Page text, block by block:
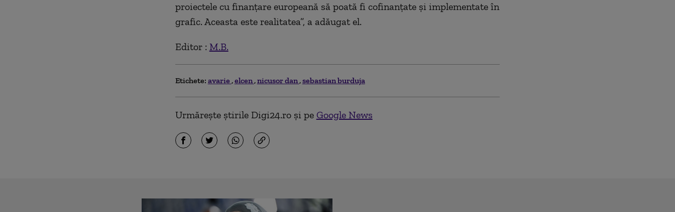
proiectele cu finanțare europeană să poată fi cofinanțate și implementate în
grafic. Aceasta este realitatea”, a adăugat el.
Editor : M.B.
Etichete: avarie elcen nicusor dan sebastian burduja
Urmărește știrile Digi24.ro și pe Google News